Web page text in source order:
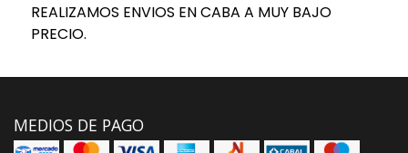
REALIZAMOS ENVIOS EN CABA A MUY BAJO
PRECIO.
MEDIOS DE PAGO